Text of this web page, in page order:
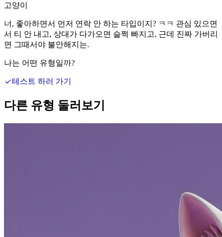
고양이
너, 좋아하면서 먼저 연락 안 하는 타입이지? ㅋㅋ 관심 있으면
서 티 안 내고, 상대가 다가오면 슬쩍 빠지고, 근데 진짜 가버리
면 그때서야 불안해지는.
나는 어떤 유형일까?
테스트 하러 가기
다른 유형 둘러보기